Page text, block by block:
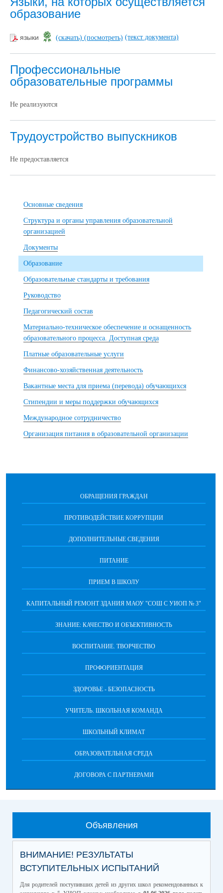
образование
языки (скачать) (посмотреть) (текст документа)
Профессиональные
образовательные программы
Не реализуются
Трудоустройство выпускников
Не предоставляется
Основные сведения
Структура и органы управления образовательной
организацией
Документы
Образование
Образовательные стандарты и требования
Руководство
Педагогический состав
Материально-техническое обеспечение и оснащенность
образовательного процесса. Доступная среда
Платные образовательные услуги
Финансово-хозяйственная деятельность
Вакантные места для приема (перевода) обучающихся
Стипендии и меры поддержки обучающихся
Международное сотрудничество
Организация питания в образовательной организации
ОБРАЩЕНИЯ ГРАЖДАН
ПРОТИВОДЕЙСТВИЕ КОРРУПЦИИ
ДОПОЛНИТЕЛЬНЫЕ СВЕДЕНИЯ
ПИТАНИЕ
ПРИЕМ В ШКОЛУ
КАПИТАЛЬНЫЙ РЕМОНТ ЗДАНИЯ МАОУ "СОШ С УИОП № 3"
ЗНАНИЕ: КАЧЕСТВО И ОБЪЕКТИВНОСТЬ
ВОСПИТАНИЕ. ТВОРЧЕСТВО
ПРОФОРИЕНТАЦИЯ
ЗДОРОВЬЕ - БЕЗОПАСНОСТЬ
УЧИТЕЛЬ. ШКОЛЬНАЯ КОМАНДА
ШКОЛЬНЫЙ КЛИМАТ
ОБРАЗОВАТЕЛЬНАЯ СРЕДА
ДОГОВОРА С ПАРТНЕРАМИ
Объявления
ВНИМАНИЕ! РЕЗУЛЬТАТЫ
ВСТУПИТЕЛЬНЫХ ИСПЫТАНИЙ
Для родителей поступивших детей из других школ рекомендованных к